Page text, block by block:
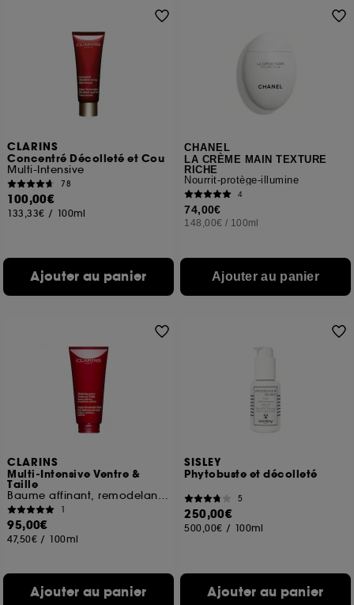
CLARINS
Concentré Décolleté et Cou
Multi-Intensive
78
100,00€
133,33€ / 100ml
Ajouter au panier
CHANEL
LA CRÈME MAIN TEXTURE
RICHE
Nourrit-protège-illumine
4
74,00€
148,00€ / 100ml
Ajouter au panier
CLARINS
Multi-Intensive Ventre &
Taille
Baume affinant, remodelant, gainant
1
95,00€
47,50€ / 100ml
Ajouter au panier
SISLEY
Phytobuste et décolleté
5
250,00€
500,00€ / 100ml
Ajouter au panier